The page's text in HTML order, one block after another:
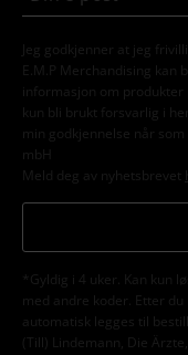
Jeg godkjenner at jeg
E.M.P Merchandising
informasjon om
kun bli brukt forsvarlig i
min godkjennelse når
mbH
Meld deg av nyhetsbrevet
*Gyldig i 4 uker. Kan kun
med andre koder. Etter
automatisk legges til
(Till) Lindemann, Die